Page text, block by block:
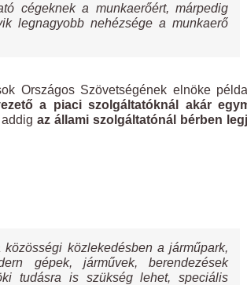
cégeknek a munkaerőért, márpedig
legnagyobb nehézsége a munkaerő
Országos Szövetségének elnöke
a piaci szolgáltatóknál akár
addigaz állami szolgáltatónál bérben
közlekedésben a járműpark,
gépek, járművek, berendezések
tudásra is szükség lehet, speciális